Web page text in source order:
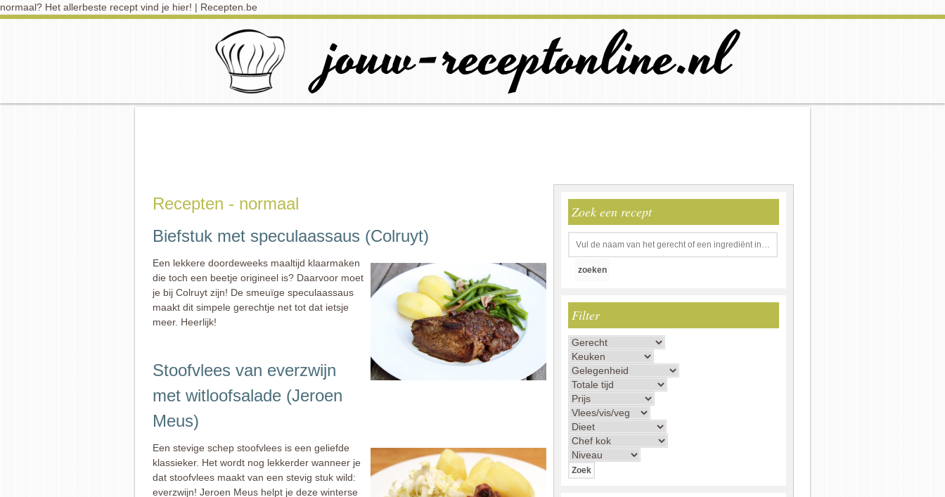
normaal? Het allerbeste recept vind je hier! | Recepten.be
Recepten - normaal
Biefstuk met speculaassaus (Colruyt)
Een lekkere doordeweeks maaltijd klaarmaken
die toch een beetje origineel is? Daarvoor moet
je bij Colruyt zijn! De smeuïge speculaassaus
maakt dit simpele gerechtje net tot dat ietsje
meer. Heerlijk!
Stoofvlees van everzwijn
met witloofsalade (Jeroen
Meus)
Een stevige schep stoofvlees is een geliefde
klassieker. Het wordt nog lekkerder wanneer je
dat stoofvlees maakt van een stevig stuk wild:
everzwijn! Jeroen Meus helpt je deze winterse
Zoek een recept
Filter